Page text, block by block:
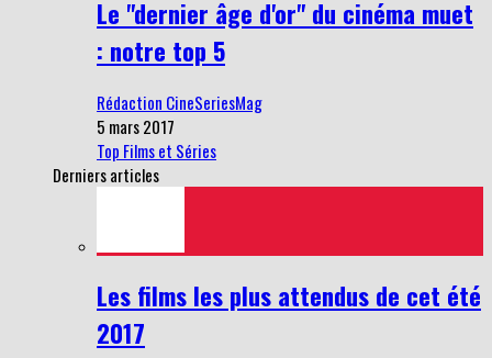
Le "dernier âge d'or" du cinéma muet
: notre top 5
Rédaction CineSeriesMag
5 mars 2017
Top Films et Séries
Derniers articles
Les films les plus attendus de cet été
2017